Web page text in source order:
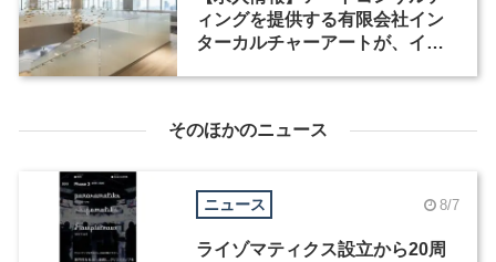
ィングを提供する有限会社イン
ターカルチャーアートが、イン
そのほかのニュース
ニュース 8/7
ライゾマティクス設立から20周